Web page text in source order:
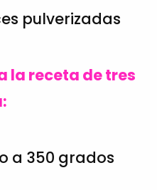
pulverizadas
la receta de tres
a 350 grados